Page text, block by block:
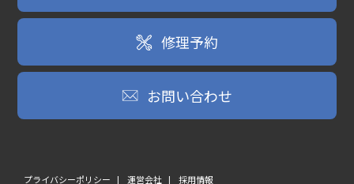
修理予約
お問い合わせ
プライバシーポリシー 運営会社 採用情報